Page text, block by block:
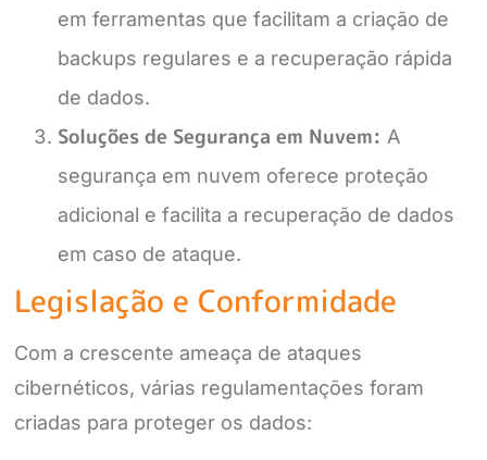
em ferramentas que facilitam a criação de
backups regulares e a recuperação rápida
de dados.
Soluções de Segurança em Nuvem: A
segurança em nuvem oferece proteção
adicional e facilita a recuperação de dados
em caso de ataque.
Legislação e Conformidade
Com a crescente ameaça de ataques
cibernéticos, várias regulamentações foram
criadas para proteger os dados: